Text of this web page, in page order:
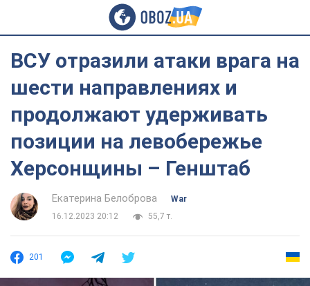
ВСУ отразили атаки врага на
шести направлениях и
продолжают удерживать
позиции на левобережье
Херсонщины – Генштаб
Екатерина Белоброва
War
16.12.2023 20:12
55,7 т.
201